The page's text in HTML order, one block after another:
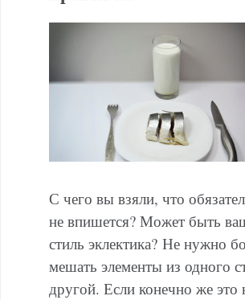
С чего вы взяли, что
не впишется? Может быть
стиль эклектика? Не нужно
мешать элементы из одного
другой. Если конечно же это